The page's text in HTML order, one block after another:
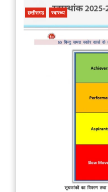
छत्तीसगढ स्वास्थ्य